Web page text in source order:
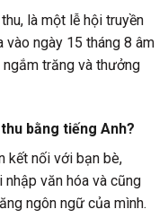
là một lễ hội truyền
vào ngày 15 tháng 8 âm
trăng và thưởng
bằng tiếng Anh?
kết nối với bạn bè,
văn hóa và cũng
ngôn ngữ của mình.